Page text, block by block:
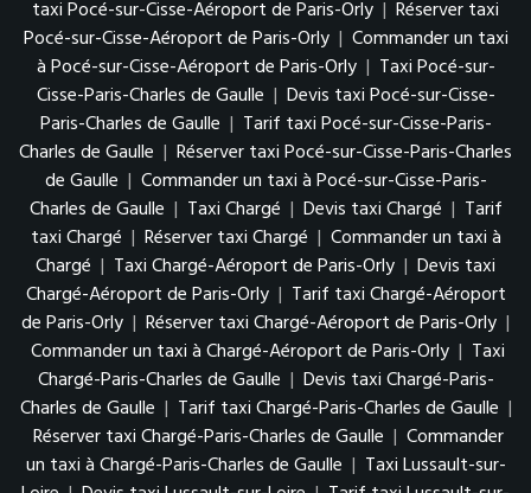
taxi Pocé-sur-Cisse-Aéroport de Paris-Orly | Réserver taxi
Pocé-sur-Cisse-Aéroport de Paris-Orly | Commander un taxi
à Pocé-sur-Cisse-Aéroport de Paris-Orly | Taxi Pocé-sur-
Cisse-Paris-Charles de Gaulle | Devis taxi Pocé-sur-Cisse-
Paris-Charles de Gaulle | Tarif taxi Pocé-sur-Cisse-Paris-
Charles de Gaulle | Réserver taxi Pocé-sur-Cisse-Paris-Charles
de Gaulle | Commander un taxi à Pocé-sur-Cisse-Paris-
Charles de Gaulle | Taxi Chargé | Devis taxi Chargé | Tarif
taxi Chargé | Réserver taxi Chargé | Commander un taxi à
Chargé | Taxi Chargé-Aéroport de Paris-Orly | Devis taxi
Chargé-Aéroport de Paris-Orly | Tarif taxi Chargé-Aéroport
de Paris-Orly | Réserver taxi Chargé-Aéroport de Paris-Orly |
Commander un taxi à Chargé-Aéroport de Paris-Orly | Taxi
Chargé-Paris-Charles de Gaulle | Devis taxi Chargé-Paris-
Charles de Gaulle | Tarif taxi Chargé-Paris-Charles de Gaulle |
Réserver taxi Chargé-Paris-Charles de Gaulle | Commander
un taxi à Chargé-Paris-Charles de Gaulle | Taxi Lussault-sur-